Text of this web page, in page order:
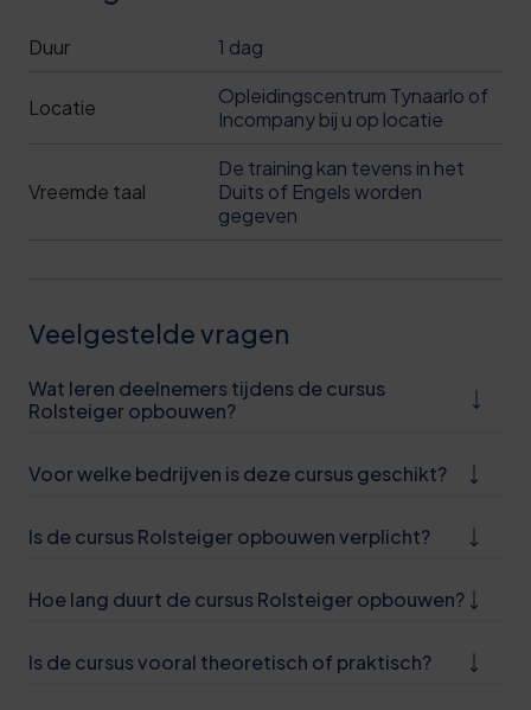
Duur 1 dag
Locatie
Opleidingscentrum Tynaarlo of
Incompany bij u op locatie
Vreemde taal
De training kan tevens in het
Duits of Engels worden
gegeven
Veelgestelde vragen
Wat leren deelnemers tijdens de cursus
Rolsteiger opbouwen?
Voor welke bedrijven is deze cursus geschikt?
Is de cursus Rolsteiger opbouwen verplicht?
Hoe lang duurt de cursus Rolsteiger opbouwen?
Is de cursus vooral theoretisch of praktisch?
0
5